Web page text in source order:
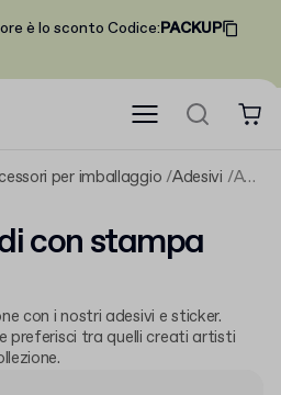
è lo sconto Codice:PACKUP
per imballaggio Adesivi Adesivi rotondi con stampa "Thank you"
con stampa
con i nostri adesivi e sticker.
preferisci tra quelli creati artisti